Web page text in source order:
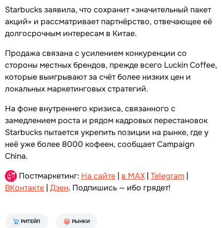
Starbucks заявила, что сохранит «значительный пакет
акций» и рассматривает партнёрство, отвечающее её
долгосрочным интересам в Китае.
Продажа связана с усилением конкуренции со
стороны местных брендов, прежде всего Luckin Coffee,
которые выигрывают за счёт более низких цен и
локальных маркетинговых стратегий.
На фоне внутреннего кризиса, связанного с
замедлением роста и рядом кадровых перестановок
Starbucks пытается укрепить позиции на рынке, где у
неё уже более 8000 кофеен, сообщает Campaign
China.
Постмаркетинг: На сайте | в MAX | Telegram |
ВКонтакте | Дзен. Подпишись — ибо грядет!
РИТЕЙЛ РЫНКИ